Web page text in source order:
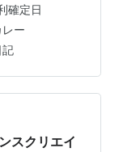
月、株主優待
末 記事一覧
楽天ROOM
…
確定日
ー
記
スクリエイ